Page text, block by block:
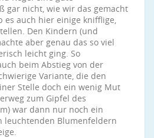
gar nicht, wie wir das gemacht
es auch hier einige knifflige,
Den Kindern (und
aber genau das so viel
leicht ging. So
beim Abstieg von der
Variante, die den
Stelle doch ein wenig Mut
zum Gipfel des
war dann nur noch ein
leuchtenden Blumenfeldern